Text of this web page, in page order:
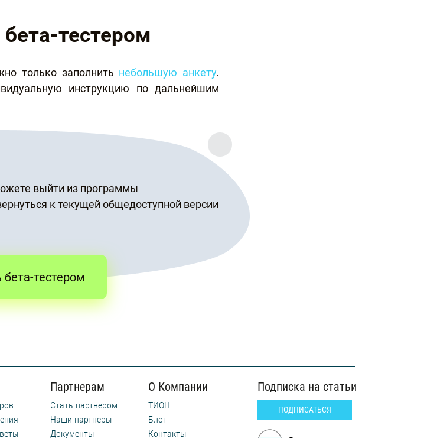
тестером
только заполнить небольшую анкету.
инструкцию по дальнейшим
выйти из программы
к текущей общедоступной версии
бета-тестером
Партнерам
Стать партнером
Наши партнеры
Документы
О Компании
ТИОН
Блог
Контакты
Подписка на статьи
ПОДПИСАТЬСЯ